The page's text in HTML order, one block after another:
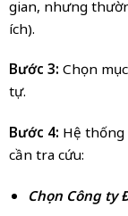
gian, nhưng
ích).
Bước 3: Chọn
tự.
Bước 4: Hệ thống
cần tra cứu:
Chọn Công ty